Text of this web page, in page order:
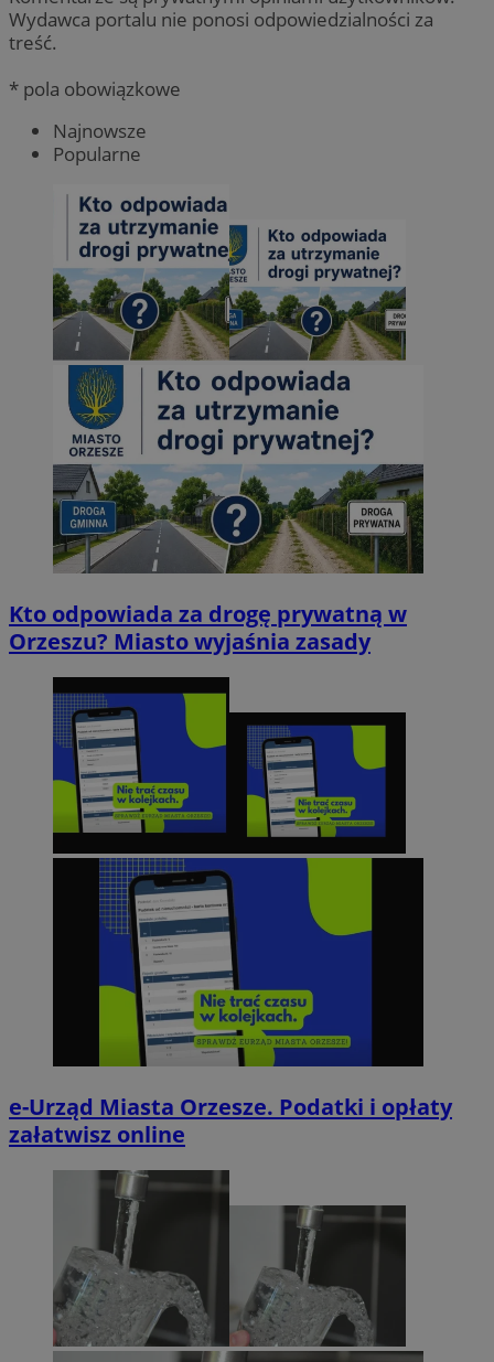
Wydawca portalu nie ponosi odpowiedzialności za
treść.
* pola obowiązkowe
Najnowsze
Popularne
Kto odpowiada za drogę prywatną w
Orzeszu? Miasto wyjaśnia zasady
e-Urząd Miasta Orzesze. Podatki i opłaty
załatwisz online